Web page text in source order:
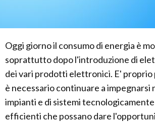
Oggi giorno il consumo di energia è
soprattutto dopo l'introduzione di
dei vari prodotti elettronici. E' proprio
è necessario continuare a impegnarsi
impianti e di sistemi
efficienti che possano dare